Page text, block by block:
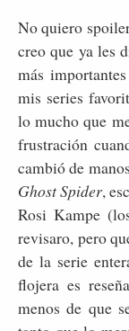
No quiero
creo que ya les
más
mis series
lo mucho que
frustración
cambió de
Ghost Spider,
Rosi Kampe
revisaro, pero
de la serie
flojera es
menos de que